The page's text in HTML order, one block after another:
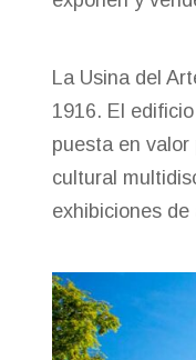
La Usina del
1916. El
puesta en
cultural
exhibiciones